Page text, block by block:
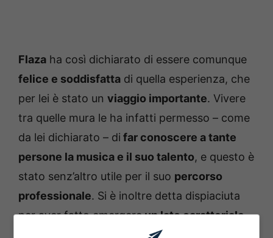
Flaza ha così dichiarato di essere comunque
felice e soddisfatta di quella esperienza, che
per lei è stato un viaggio importante. Vivere
tra quelle mura le ha infatti permesso – come
da lei dichiarato – di far conoscere a tante
persone la musica e il suo talento, e questo è
stato senz’altro utile per il suo percorso
professionale. Si è inoltre detta dispiaciuta
per aver fatto emergereun lato caratteriale
, ma ha affermato di aver voglia di